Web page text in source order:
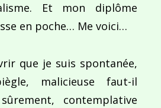
Et mon diplôme
en poche… Me voici…
que je suis spontanée,
malicieuse faut-il
contemplative